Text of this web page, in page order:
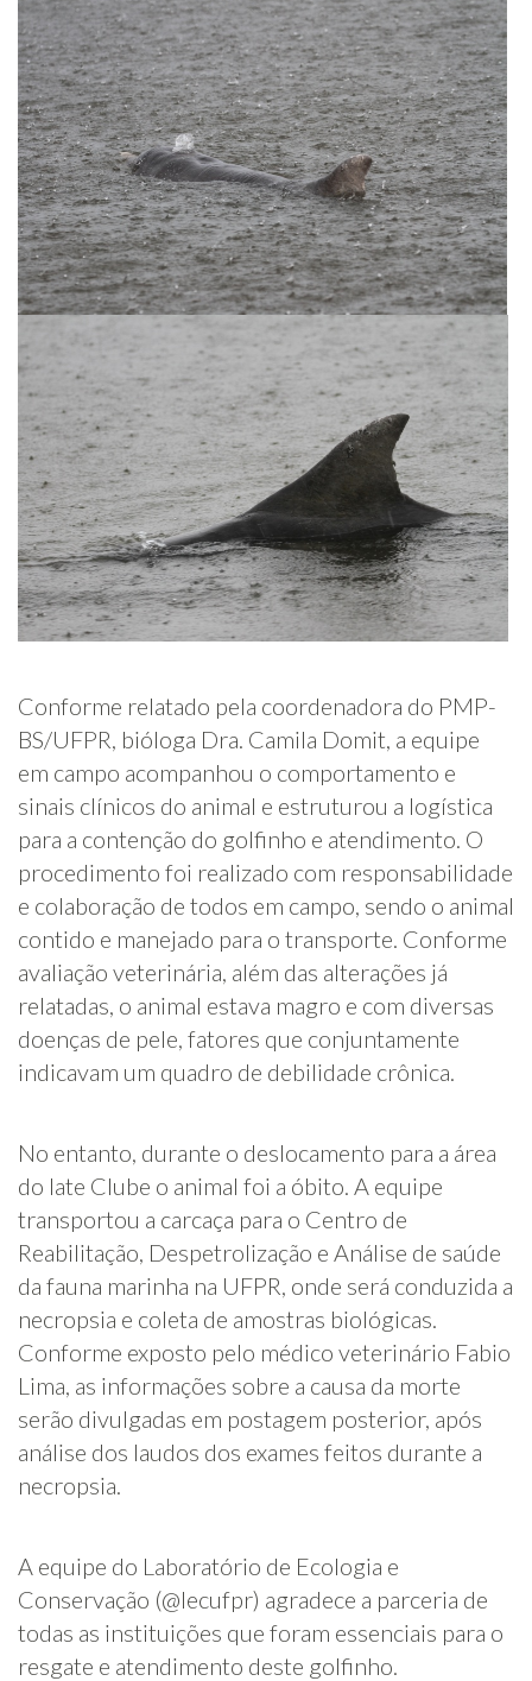
Conforme relatado pela coordenadora do PMP-
BS/UFPR, bióloga Dra. Camila Domit, a equipe
em campo acompanhou o comportamento e
sinais clínicos do animal e estruturou a logística
para a contenção do golfinho e atendimento. O
procedimento foi realizado com responsabilidade
e colaboração de todos em campo, sendo o animal
contido e manejado para o transporte. Conforme
avaliação veterinária, além das alterações já
relatadas, o animal estava magro e com diversas
doenças de pele, fatores que conjuntamente
indicavam um quadro de debilidade crônica.
No entanto, durante o deslocamento para a área
do Iate Clube o animal foi a óbito. A equipe
transportou a carcaça para o Centro de
Reabilitação, Despetrolização e Análise de saúde
da fauna marinha na UFPR, onde será conduzida a
necropsia e coleta de amostras biológicas.
Conforme exposto pelo médico veterinário Fabio
Lima, as informações sobre a causa da morte
serão divulgadas em postagem posterior, após
análise dos laudos dos exames feitos durante a
necropsia.
A equipe do Laboratório de Ecologia e
Conservação (@lecufpr) agradece a parceria de
todas as instituições que foram essenciais para o
resgate e atendimento deste golfinho.